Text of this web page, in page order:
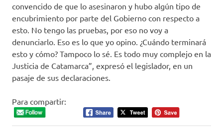
convencido de que lo asesinaron y hubo algún tipo de
encubrimiento por parte del Gobierno con respecto a
esto. No tengo las pruebas, por eso no voy a
denunciarlo. Eso es lo que yo opino. ¿Cuándo terminará
esto y cómo? Tampoco lo sé. Es todo muy complejo en la
Justicia de Catamarca”, expresó el legislador, en un
pasaje de sus declaraciones.
Para compartir: